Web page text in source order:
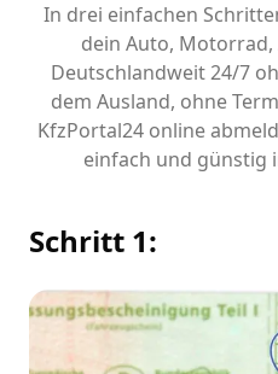
In drei einfachen
dein Auto, Motorrad,
Deutschlandweit 24/7
dem Ausland, ohne
KfzPortal24 online
einfach und günstig
Schritt 1: